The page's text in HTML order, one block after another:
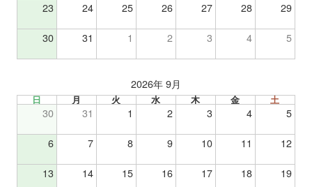
23 24 25 26 27 28 29
30 31 1 2 3 4 5
2026年 9月
日 月 火 水 木 金 土
30 31 1 2 3 4 5
6 7 8 9 10 11 12
13 14 15 16 17 18 19